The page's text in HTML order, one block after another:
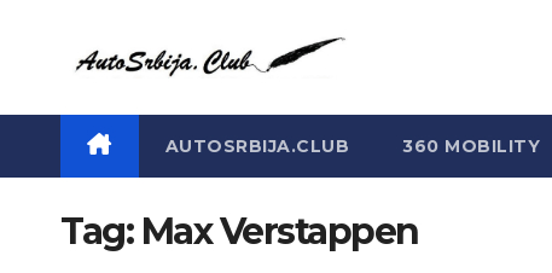
AUTOSRBIJA.CLUB 360 MOBILITY
Tag: Max Verstappen